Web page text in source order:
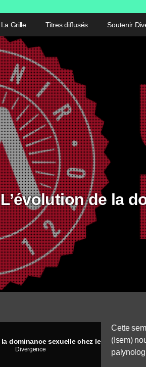
La Grille Titres diffusés Soutenir
L’évolution de la
L’évolution de la dominance sexuelle chez les primates
Divergence
Cette
(Isem)